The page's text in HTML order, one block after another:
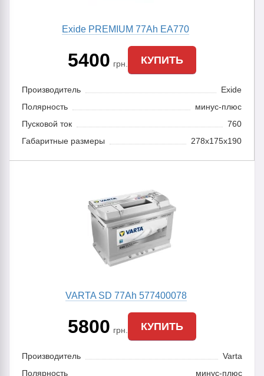
Exide PREMIUM 77Ah EA770
5400 грн. КУПИТЬ
Производитель
Exide
Полярность
минус-плюс
Пусковой ток
760
Габаритные размеры
278x175x190
VARTA SD 77Ah 577400078
5800 грн. КУПИТЬ
Производитель
Varta
Полярность
минус-плюс